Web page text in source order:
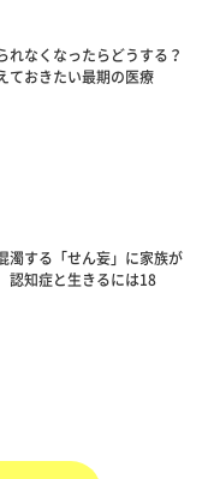
れなくなったらどうする？
ておきたい最期の医療
濁する「せん妄」に家族が
知症と生きるには18